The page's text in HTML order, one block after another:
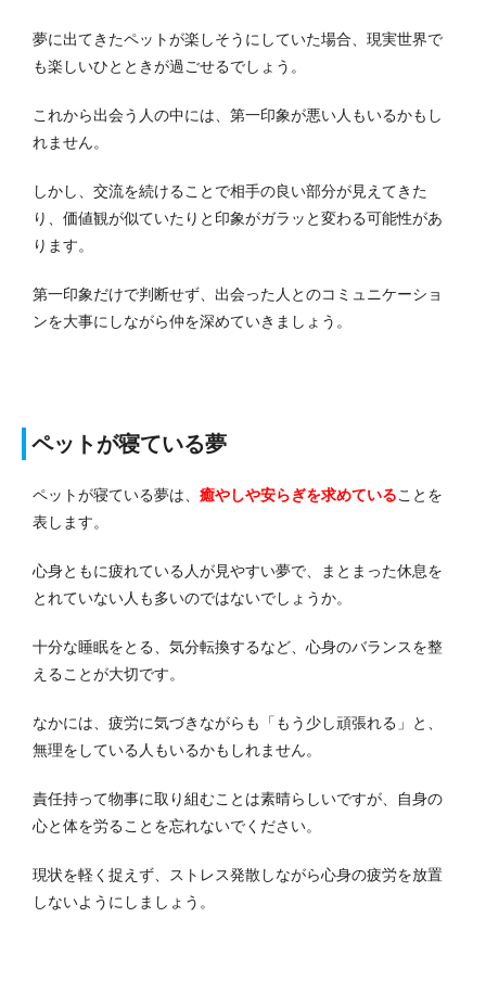
夢に出てきたペットが楽しそうにしていた場合、現実世界で
も楽しいひとときが過ごせるでしょう。
これから出会う人の中には、第一印象が悪い人もいるかもし
れません。
しかし、交流を続けることで相手の良い部分が見えてきた
り、価値観が似ていたりと印象がガラッと変わる可能性があ
ります。
第一印象だけで判断せず、出会った人とのコミュニケーショ
ンを大事にしながら仲を深めていきましょう。
ペットが寝ている夢
ペットが寝ている夢は、 癒やしや安らぎを求めていることを
表します。
心身ともに疲れている人が見やすい夢で、まとまった休息を
とれていない人も多いのではないでしょうか。
十分な睡眠をとる、気分転換するなど、心身のバランスを整
えることが大切です。
なかには、疲労に気づきながらも「もう少し頑張れる」と、
無理をしている人もいるかもしれません。
責任持って物事に取り組むことは素晴らしいですが、自身の
心と体を労ることを忘れないでください。
現状を軽く捉えず、ストレス発散しながら心身の疲労を放置
しないようにしましょう。